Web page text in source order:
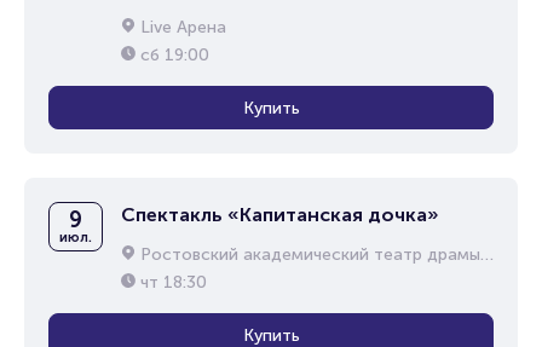
Live Арена
сб 19:00
Купить
9
июл.
Спектакль «Капитанская дочка»
Ростовский академический театр драмы им. М.Горького
чт 18:30
Купить